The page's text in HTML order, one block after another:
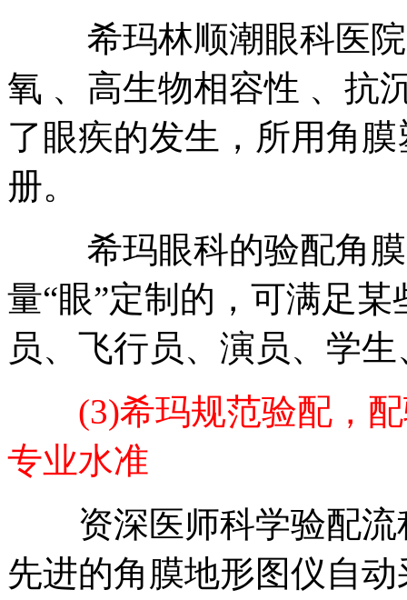
希玛林顺潮眼科医院
氧 、高生物相容性 、抗
了眼疾的发生，所用角
册。
希玛眼科的验配角膜
量“眼”定制的，可满足
员、飞行员、演员、学
(3)希玛规范验配，配
专业水准
资深医师科学验配流
先进的角膜地形图仪自